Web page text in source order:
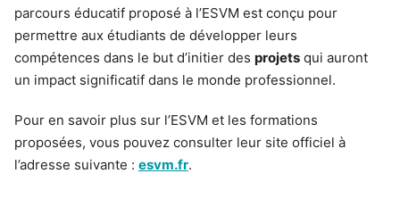
parcours éducatif proposé à l’ESVM est conçu pour
permettre aux étudiants de développer leurs
compétences dans le but d’initier des projets qui auront
un impact significatif dans le monde professionnel.
Pour en savoir plus sur l’ESVM et les formations
proposées, vous pouvez consulter leur site officiel à
l’adresse suivante : esvm.fr.